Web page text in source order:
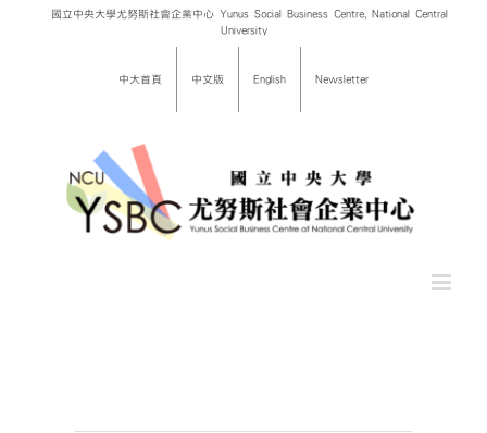
國立中央大學尤努斯社會企業中心 Yunus Social Business Centre, National Central
University
中大首頁 中文版 English Newsletter